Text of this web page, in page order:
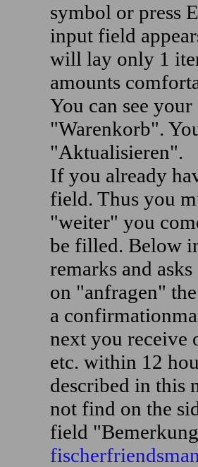
symbol or press
input field
will lay only 1
amounts
You can see
"Warenkorb".
"Aktualisieren".
If you already
field. Thus you
"weiter" you
be filled. Below
remarks and
on "anfragen"
a
next you receive
etc. within 12
described in this
not find on the
field